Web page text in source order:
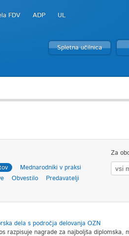
FDV ADP UL
Spletna učilnica
Mednarodniki v praksi
Obvestilo
Predavatelji
Za
dela s področja delovanja OZN
razpisuje nagrade za najboljša diplomska,